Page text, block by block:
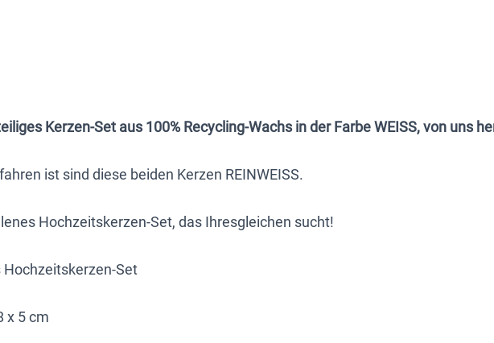
5
Design
Kerzen-Set aus 100% Recycling-Wachs in der Farbe WEISS, von uns
ist sind diese beiden Kerzen REINWEISS.
Hochzeitskerzen-Set, das Ihresgleichen sucht!
Set
5 cm